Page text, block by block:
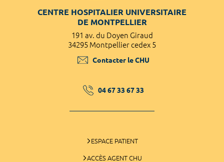
CENTRE HOSPITALIER UNIVERSITAIRE
DE MONTPELLIER
191 av. du Doyen Giraud
34295 Montpellier cedex 5
Contacter le CHU
04 67 33 67 33
ESPACE PATIENT
ACCÈS AGENT CHU